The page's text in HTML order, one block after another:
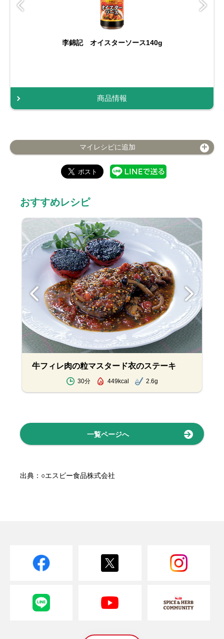
李錦記 オイスターソース140g
商品情報
マイレシピに追加
おすすめレシピ
牛フィレ肉の粒マスタード衣のステーキ
30分 449kcal 2.6g
一覧ページへ
出典：○エスビー食品株式会社